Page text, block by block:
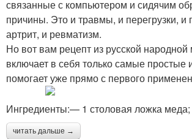
связанные с компьютером и сидячим
причины. Это и травмы, и перегрузки, и
артрит, и ревматизм.
Но вот вам рецепт из русской
включает в себя только самые простые
помогает уже прямо с первого
Ингредиенты:— 1 столовая ложка меда;
читать дальше →